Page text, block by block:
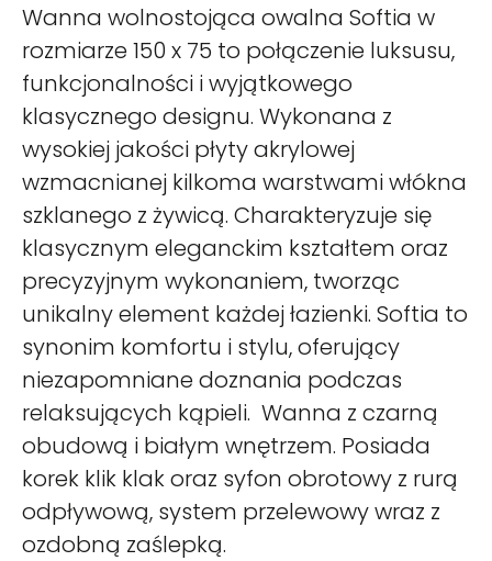
Wanna wolnostojąca owalna Softia w
rozmiarze 150 x 75 to połączenie luksusu,
funkcjonalności i wyjątkowego
klasycznego designu. Wykonana z
wysokiej jakości płyty akrylowej
wzmacnianej kilkoma warstwami włókna
szklanego z żywicą. Charakteryzuje się
klasycznym eleganckim kształtem oraz
precyzyjnym wykonaniem, tworząc
unikalny element każdej łazienki. Softia to
synonim komfortu i stylu, oferujący
niezapomniane doznania podczas
relaksujących kąpieli. Wanna z czarną
obudową i białym wnętrzem. Posiada
korek klik klak oraz syfon obrotowy z rurą
odpływową, system przelewowy wraz z
ozdobną zaślepką.